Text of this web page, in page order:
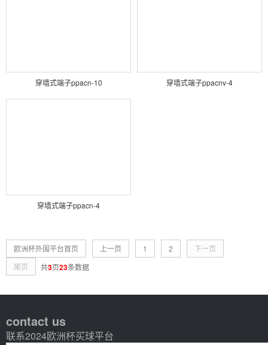
穿墙式端子ppacn-10 穿墙式端子ppacnv-4
穿墙式端子ppacn-4
欧洲杯外围平台首页 上一页 1 2
下一页
尾页
共3页23条数据
contact us
联系2024欧洲杯买球平台